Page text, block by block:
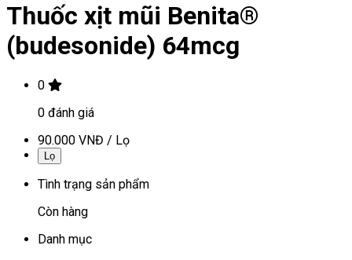
Thuốc xịt mũi Benita®
(budesonide) 64mcg
0
0 đánh giá
90.000 VNĐ / Lọ
Lọ
Tình trạng sản phẩm
Còn hàng
Danh mục